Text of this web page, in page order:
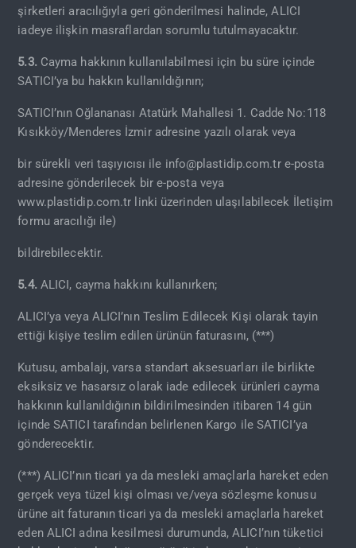
şirketleri aracılığıyla geri gönderilmesi halinde, ALICI
iadeye ilişkin masraflardan sorumlu tutulmayacaktır.
5.3.Cayma hakkının kullanılabilmesi için bu süre içinde
SATICI’ya bu hakkın kullanıldığının;
SATICI’nın Oğlananası Atatürk Mahallesi 1. Cadde No:118
Kısıkköy/Menderes İzmir adresine yazılı olarak veya
bir sürekli veri taşıyıcısı ile info@plastidip.com.tre-posta
adresine gönderilecek bir e-posta veya
www.plastidip.com.tr linki üzerinden ulaşılabilecek İletişim
formu aracılığı ile)
bildirebilecektir.
5.4.ALICI, cayma hakkını kullanırken;
ALICI’ya veya ALICI’nın Teslim Edilecek Kişi olarak tayin
ettiği kişiye teslim edilen ürünün faturasını, (***)
Kutusu, ambalajı, varsa standart aksesuarları ile birlikte
eksiksiz ve hasarsız olarak iade edilecek ürünleri cayma
hakkının kullanıldığının bildirilmesinden itibaren 14 gün
içinde SATICI tarafından belirlenen Kargo ile SATICI’ya
gönderecektir.
(***) ALICI’nın ticari ya da mesleki amaçlarla hareket eden
gerçek veya tüzel kişi olması ve/veya sözleşme konusu
ürüne ait faturanın ticari ya da mesleki amaçlarla hareket
eden ALICI adına kesilmesi durumunda, ALICI’nın tüketici